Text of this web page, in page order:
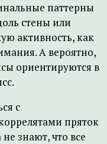
паттерны
стены или
активность, как
А вероятно,
ориентируются в
с
пряток
знают, что все